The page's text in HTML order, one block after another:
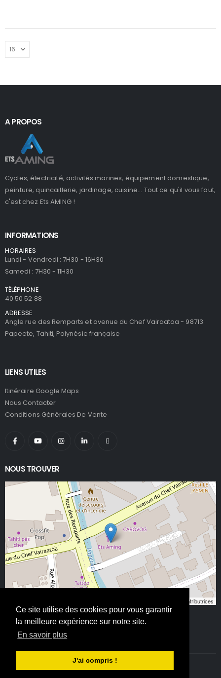
Ce site utilise des cookies pour vous garantir
la meilleure expérience sur notre site.
En savoir plus
J'ai compris !
A PROPOS
Cycles, électricité, activités marines, équipement domestique,
peinture, quincaillerie, jardinage, cuisine... Tout ce qu'il vous faut,
c'est chez Ets AMING !
INFORMATIONS
HORAIRES
Lundi - Vendredi : 7H30 - 16H30
Samedi : 7H30 - 11H30
TÉLÉPHONE
40 50 52 88
ADRESSE
Angle rue des Remparts et avenue du Chef Vairaatoa - 98713
Papeete, Tahiti, Polynésie française
LIENS UTILES
Itinéraire Google Maps
Nous Contacter
Conditions Générales De Vente
NOUS TROUVER
contributeurs/contributrices
©ETS AMING 2025. Tous droits réservés - All Rights Reserved.